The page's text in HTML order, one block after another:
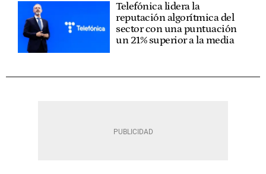
Telefónica lidera la
reputación algorítmica del
sector con una puntuación
un 21% superior a la media